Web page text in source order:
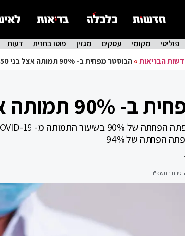
פוליטי מקומי עסקים מגזין פוטו בחזית דעות
הבריאות»הבוסטר מפחית ב- 90% תמותה אצל בני 50
אצל בני 50
טבת התשפ"ב